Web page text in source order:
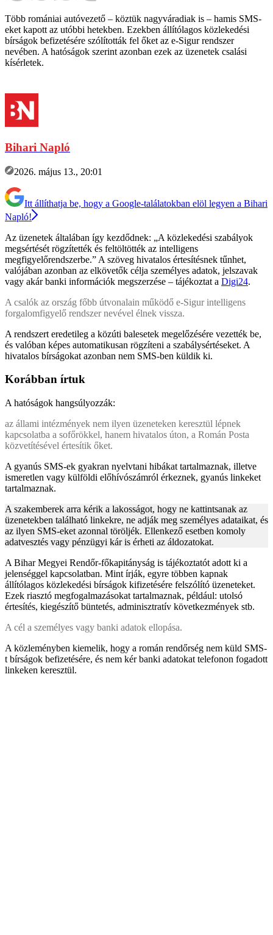
Több romániai autóvezető – köztük nagyváradiak is – hamis SMS-
eket kapott az utóbbi hetekben. Ezekben állítólagos közlekedési
bírságok befizetésére szólították fel őket az e-Sigur rendszer
nevében. A hatóságok szerint azonban ezek az üzenetek csalási
kísérletek.
Bihari Napló
2026. május 13., 20:01
Itt állíthatja be, hogy a Google-találatokban elöl legyen a Bihari
Napló!
Az üzenetek általában így kezdődnek: „A közlekedési szabályok
megsértését rögzítették és feltöltötték az intelligens
megfigyelőrendszerbe.” A szöveg hivatalos értesítésnek tűnhet,
valójában azonban az elkövetők célja személyes adatok, jelszavak
vagy akár banki információk megszerzése – tájékoztat a Digi24.
A csalók az ország főbb útvonalain működő e-Sigur intelligens
forgalomfigyelő rendszer nevével élnek vissza.
A rendszert eredetileg a közúti balesetek megelőzésére vezették be,
és valóban képes automatikusan rögzíteni a szabálysértéseket. A
hivatalos bírságokat azonban nem SMS-ben küldik ki.
Korábban írtuk
A hatóságok hangsúlyozzák:
az állami intézmények nem ilyen üzeneteken keresztül lépnek
kapcsolatba a sofőrökkel, hanem hivatalos úton, a Román Posta
közvetítésével értesítik őket.
A gyanús SMS-ek gyakran nyelvtani hibákat tartalmaznak, illetve
ismeretlen vagy külföldi előhívószámról érkeznek, gyanús linkeket
tartalmaznak.
A szakemberek arra kérik a lakosságot, hogy ne kattintsanak az
üzenetekben található linkekre, ne adják meg személyes adataikat, és
az ilyen SMS-eket azonnal töröljék. Ellenkező esetben komoly
adatvesztés vagy pénzügyi kár is érheti az áldozatokat.
A Bihar Megyei Rendőr-főkapitányság is tájékoztatót adott ki a
jelenséggel kapcsolatban. Mint írják, egyre többen kapnak
állítólagos közlekedési bírságok kifizetésére felszólító üzeneteket.
Ezek riasztó megfogalmazásokat tartalmaznak, például: utolsó
értesítés, kiegészítő büntetés, adminisztratív következmények stb.
A cél a személyes vagy banki adatok ellopása.
A közleményben kiemelik, hogy a román rendőrség nem küld SMS-
t bírságok befizetésére, és nem kér banki adatokat telefonon fogadott
linkeken keresztül.